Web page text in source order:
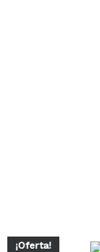
¡Oferta!